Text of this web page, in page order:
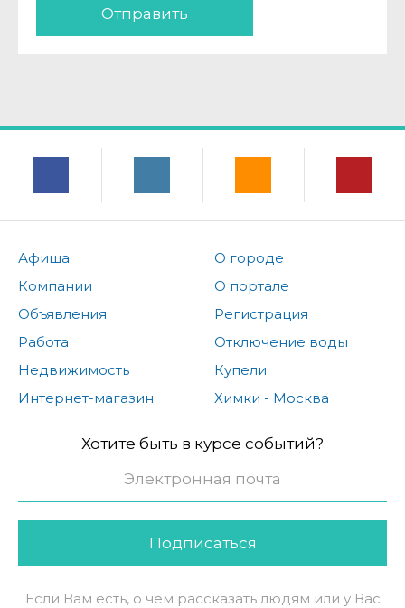
Отправить
Афиша
Компании
Объявления
Работа
Недвижимость
Интернет-магазин
О городе
О портале
Регистрация
Отключение воды
Купели
Химки - Москва
Хотите быть в курсе событий?
Подписаться
Если Вам есть, о чем рассказать людям или у Вас